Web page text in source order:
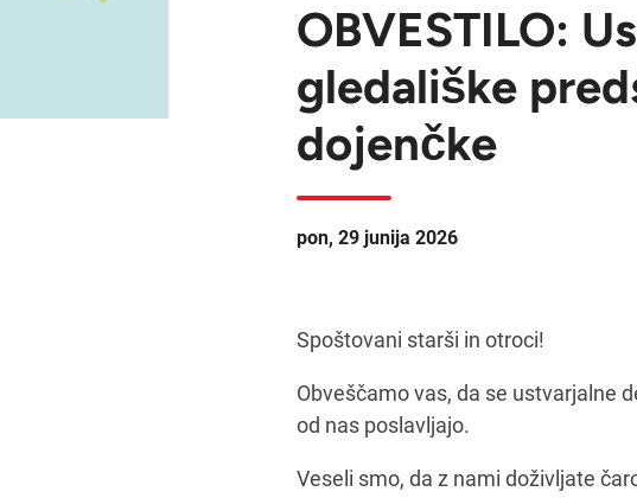
OBVESTILO:
gledališke
dojenčke
pon, 29 junija 2026
Spoštovani starši in otroci!
Obveščamo vas, da se ustvarjalne
od nas poslavljajo.
Veseli smo, da z nami doživljate